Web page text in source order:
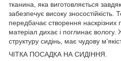
тканина, яка виготовляється
забезпечує високу зносостійкість.
передбачає створення
матеріал дихає і поглинає
структуру сидінь, має чудову
ЧІТКА ПОСАДКА НА СИДІННЯ.